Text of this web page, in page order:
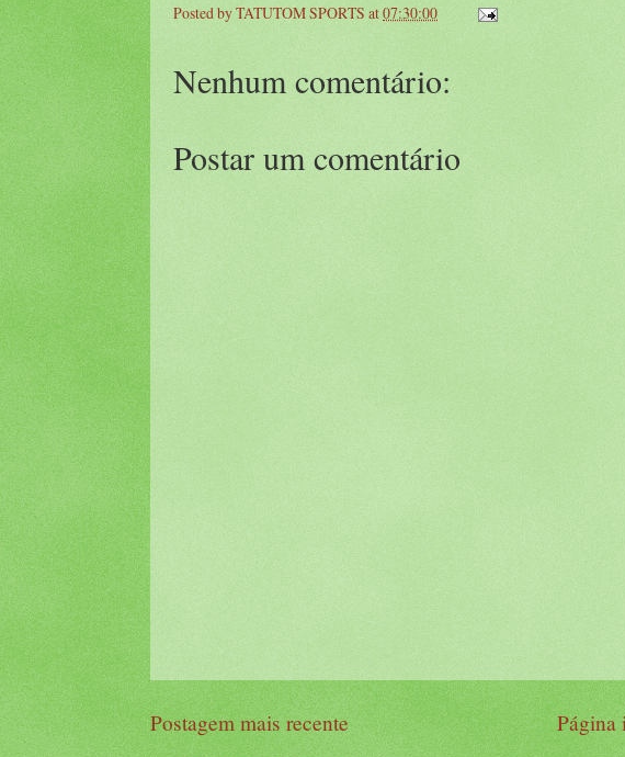
Posted byTATUTOM SPORTS at07:30:00
Nenhum comentário:
Postar um comentário
Postagem mais recente Página